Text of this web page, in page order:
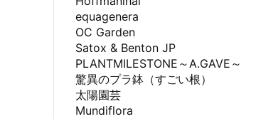
equagenera
OC Garden
Satox & Benton JP
PLANTMILESTONE～A.GAVE～
驚異のプラ鉢（すごい根）
太陽園芸
Mundiflora